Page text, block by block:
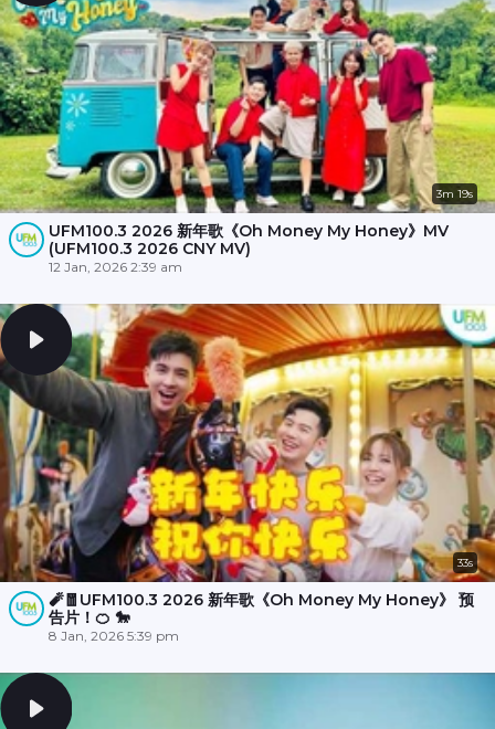
3m 19s
UFM100.3 2026 新年歌《Oh Money My Honey》MV
(UFM100.3 2026 CNY MV)
12 Jan, 2026 2:39 am
33s
🧨🧧UFM100.3 2026 新年歌《Oh Money My Honey》 预
告片！🍊 🐎
8 Jan, 2026 5:39 pm